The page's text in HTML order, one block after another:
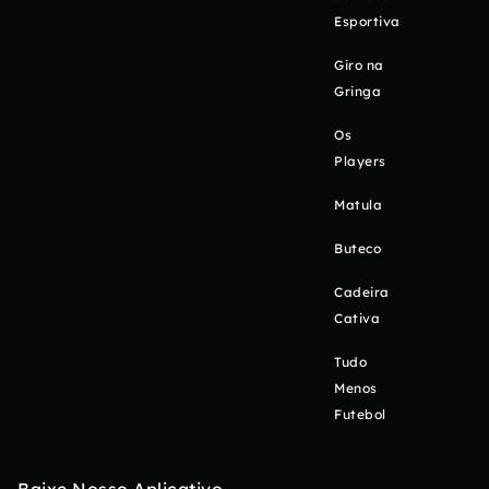
Esportiva
Giro na
Gringa
Os
Players
Matula
Buteco
Cadeira
Cativa
Tudo
Menos
Futebol